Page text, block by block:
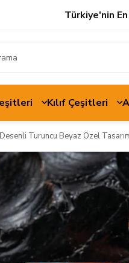
Türkiye'nin
Kılıf Çeşitleri
Desenli Turuncu Beyaz Özel